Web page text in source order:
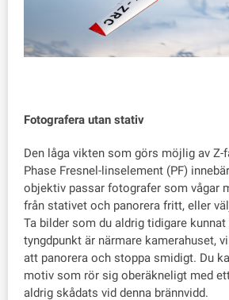
Fotografera utan stativ
Den låga vikten som görs möjlig av
Phase Fresnel-linselement (PF)
objektiv passar fotografer som vågar
från stativet och panorera fritt, eller
Ta bilder som du aldrig tidigare
tyngdpunkt är närmare kamerahuset,
att panorera och stoppa smidigt. Du
motiv som rör sig oberäkneligt med
aldrig skådats vid denna brännvidd.